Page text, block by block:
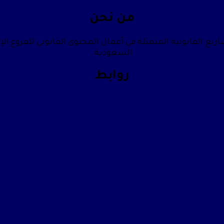
من نحن
القانونية المتمثلة في أعمال المحتوى القانوني للفروع
السعودية.
روابط